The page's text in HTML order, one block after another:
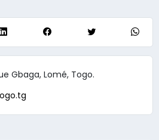
Gbaga, Lomé, Togo.